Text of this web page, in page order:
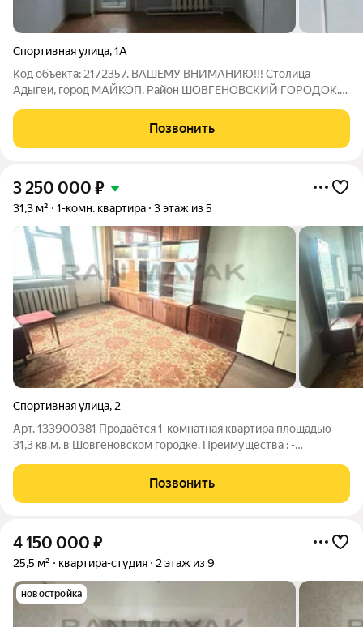
Спортивная улица,1А
Код объекта: 2172357. ВАШЕМУ ВНИМАНИЮ!!! Столица
Адыгеи, город МАЙКОП. Район ШОВГЕНОВСКИЙ ГОРОДОК.
30,2 квадратных метров. ПЯТЫЙ ЭТАЖ. ПАНЕЛЬНЫЙ ДОМ.
КУХНЯ 6,5 кв.м. Газовое оборудование. Подключено.
Позвонить
3 250 000 ₽
31,3 м² 1-комн. квартира 3 этаж из 5
Спортивная улица, 2
Арт. 133900381 Продаётся 1-комнатная квартира площадью
31,3 кв.м. в Шовгеновском городке. Преимущества : -
комфорт и надежность. - требуется ремонт - возможность
сделать ремонт на свой вкус. -
Позвонить
4 150 000 ₽
25,5 м² квартира-студия 2 этаж из 9
новостройка